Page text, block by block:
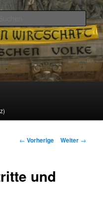
Beitrags-
← Vorherige Weiter →
und